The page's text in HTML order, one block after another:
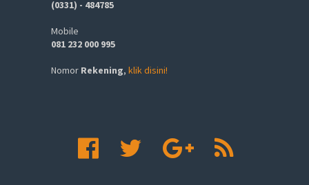
(0331) - 484785
Mobile
081 232 000 995
Nomor Rekening, klik disini!